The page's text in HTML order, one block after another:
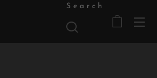
Search